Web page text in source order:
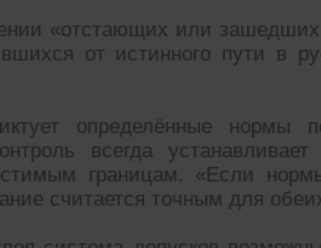
«отстающих или зашедших
от истинного пути в
определённые нормы
всегда
границам. «Если
считается точным для